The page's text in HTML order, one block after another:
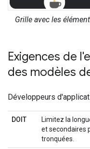
Grille avec les
Exigences de
des modèles
Développeurs
DOIT
Limitez la
et secondaires
tronquées.